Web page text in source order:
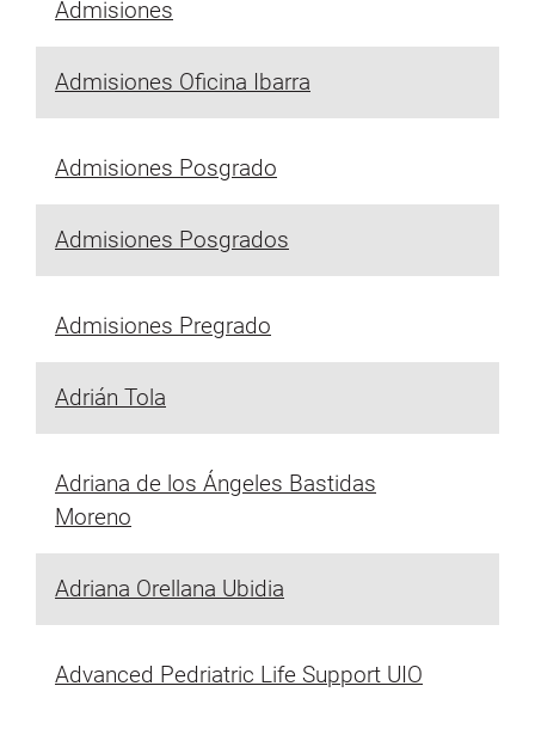
Admisiones
Admisiones Oficina Ibarra
Admisiones Posgrado
Admisiones Posgrados
Admisiones Pregrado
Adrián Tola
Adriana de los Ángeles Bastidas
Moreno
Adriana Orellana Ubidia
Advanced Pedriatric Life Support UIO